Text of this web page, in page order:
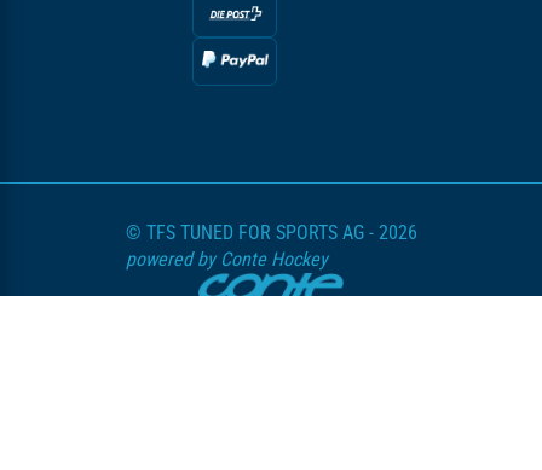
© TFS TUNED FOR SPORTS AG - 2026
powered by Conte Hockey